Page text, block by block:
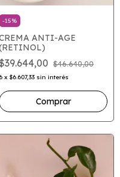
-15%
ANTI-AGE
$46.640,00
6 x $6.607,33 sin interés